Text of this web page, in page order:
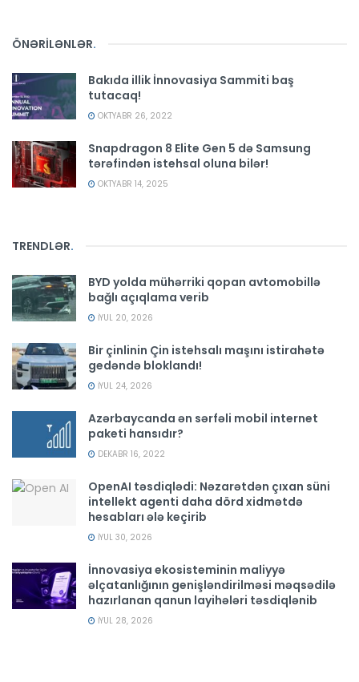
ÖNƏRİLƏNLƏR.
Bakıda illik İnnovasiya Sammiti baş
tutacaq!
OKTYABR 26, 2022
Snapdragon 8 Elite Gen 5 də Samsung
tərəfindən istehsal oluna bilər!
OKTYABR 14, 2025
TRENDLƏR.
BYD yolda mühərriki qopan avtomobillə
bağlı açıqlama verib
İYUL 20, 2026
Bir çinlinin Çin istehsalı maşını istirahətə
gedəndə bloklandı!
İYUL 24, 2026
Azərbaycanda ən sərfəli mobil internet
paketi hansıdır?
DEKABR 16, 2022
OpenAI təsdiqlədi: Nəzarətdən çıxan süni
intellekt agenti daha dörd xidmətdə
hesabları ələ keçirib
İYUL 30, 2026
İnnovasiya ekosisteminin maliyyə
əlçatanlığının genişləndirilməsi məqsədilə
hazırlanan qanun layihələri təsdiqlənib
İYUL 28, 2026